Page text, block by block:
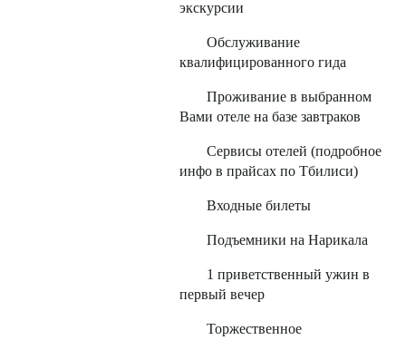
экскурсии
Обслуживание
квалифицированного гида
Проживание в выбранном
Вами отеле на базе завтраков
Сервисы отелей (подробное
инфо в прайсах по Тбилиси)
Входные билеты
Подъемники на Нарикала
1 приветственный ужин в
первый вечер
Торжественное